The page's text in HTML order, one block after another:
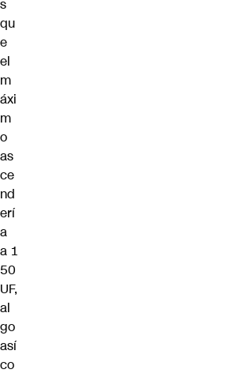
s
qu
e
el
m
áxi
m
o
as
ce
nd
erí
a
a 1
50
UF,
al
go
así
co